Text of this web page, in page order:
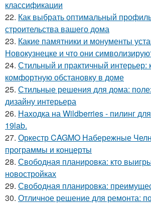
классификации
22. Как выбрать оптимальный
строительства вашего дома
23. Какие памятники и монументы
Новокузнецке и что они
24. Стильный и практичный интерьер:
комфортную обстановку в доме
25. Стильные решения для дома:
дизайну интерьера
26. Находка на Wildberries - пилинг
19lab.
27. Оркестр CAGMO Набережные
программы и концерты
28. Свободная планировка: кто
новостройках
29. Свободная планировка:
30. Отличное решение для ремонта: